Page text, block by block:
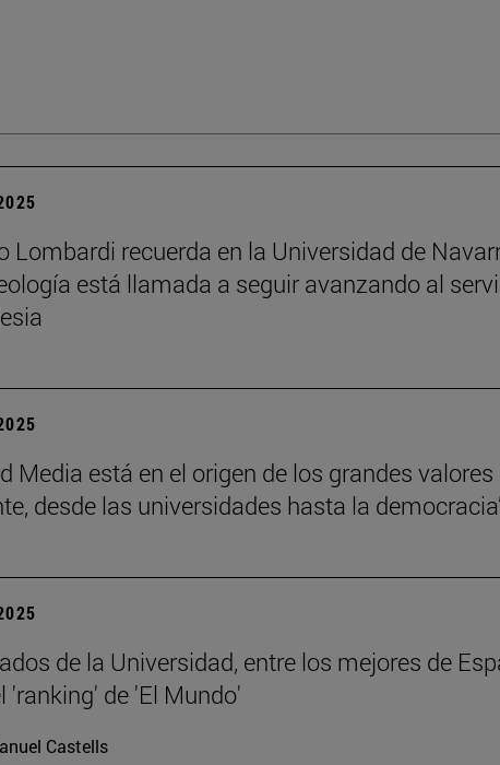
Lombardi recuerda en la Universidad de
está llamada a seguir avanzando al
Media está en el origen de los grandes valores
desde las universidades hasta la
de la Universidad, entre los mejores de
'ranking' de 'El Mundo'
Castells